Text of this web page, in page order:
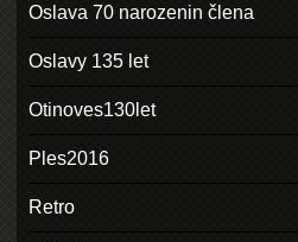
Oslava 70 narozenin člena
Oslavy 135 let
Otinoves130let
Ples2016
Retro